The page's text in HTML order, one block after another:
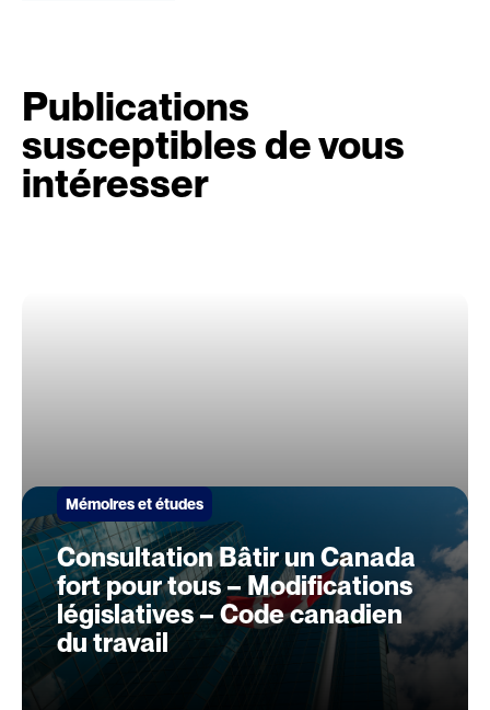
Publications
susceptibles de vous
intéresser
Mémoires et études
Consultation Bâtir un Canada
fort pour tous – Modifications
législatives – Code canadien
du travail